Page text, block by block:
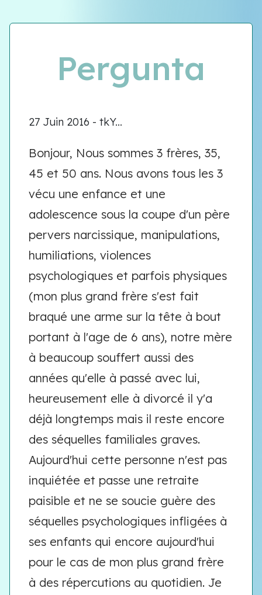
Pergunta
27 Juin 2016 - tkY...
Bonjour, Nous sommes 3 frères, 35,
45 et 50 ans. Nous avons tous les 3
vécu une enfance et une
adolescence sous la coupe d'un père
pervers narcissique, manipulations,
humiliations, violences
psychologiques et parfois physiques
(mon plus grand frère s'est fait
braqué une arme sur la tête à bout
portant à l'age de 6 ans), notre mère
à beaucoup souffert aussi des
années qu'elle à passé avec lui,
heureusement elle à divorcé il y'a
déjà longtemps mais il reste encore
des séquelles familiales graves.
Aujourd'hui cette personne n'est pas
inquiétée et passe une retraite
paisible et ne se soucie guère des
séquelles psychologiques infligées à
ses enfants qui encore aujourd'hui
pour le cas de mon plus grand frère
à des répercutions au quotidien. Je